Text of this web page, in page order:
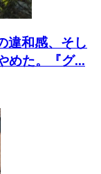
違和感、そし
めた。『グ...